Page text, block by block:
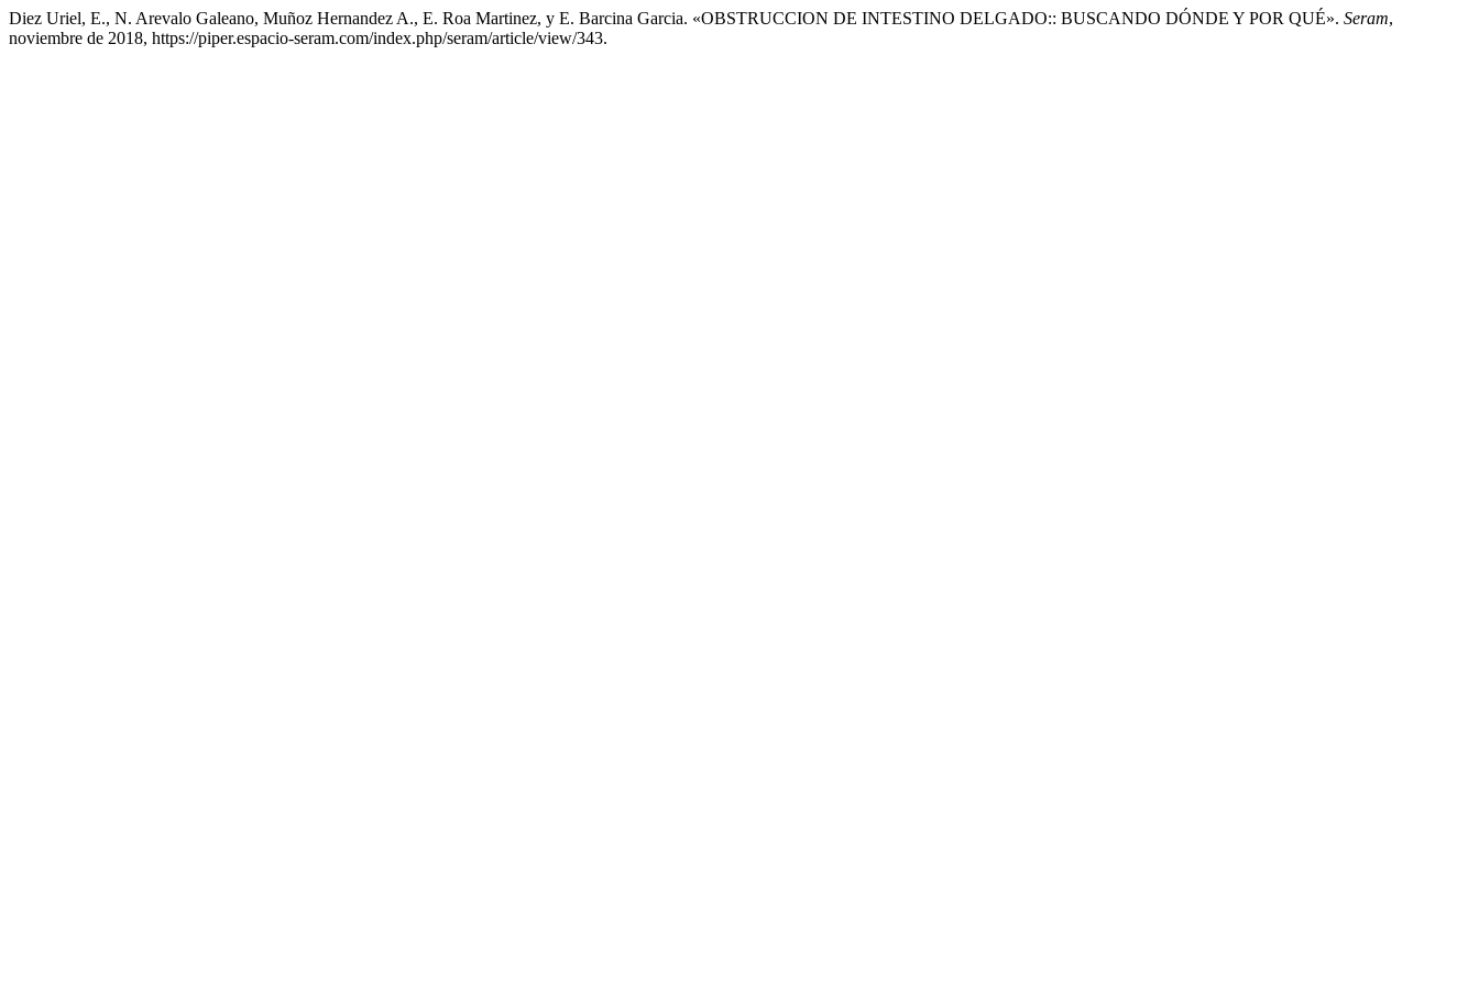
Diez Uriel, E., N. Arevalo Galeano, Muñoz Hernandez A., E. Roa Martinez, y E. Barcina Garcia. «OBSTRUCCION DE INTESTINO DELGADO:: BUSCANDO DÓNDE Y POR QUÉ». Seram,
noviembre de 2018, https://piper.espacio-seram.com/index.php/seram/article/view/343.